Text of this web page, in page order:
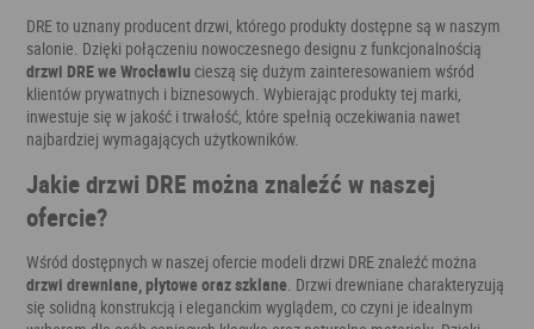
DRE to uznany producent drzwi, którego produkty dostępne są w naszym
salonie. Dzięki połączeniu nowoczesnego designu z funkcjonalnością
drzwi DRE we Wrocławiu cieszą się dużym zainteresowaniem wśród
klientów prywatnych i biznesowych. Wybierając produkty tej marki,
inwestuje się w jakość i trwałość, które spełnią oczekiwania nawet
najbardziej wymagających użytkowników.
Jakie drzwi DRE można znaleźć w naszej
ofercie?
Wśród dostępnych w naszej ofercie modeli drzwi DRE znaleźć można
drzwi drewniane, płytowe oraz szklane. Drzwi drewniane charakteryzują
się solidną konstrukcją i eleganckim wyglądem, co czyni je idealnym